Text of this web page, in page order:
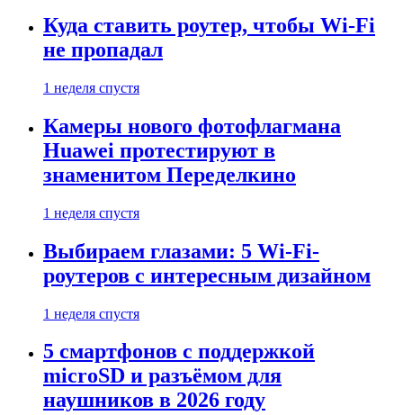
Куда ставить роутер, чтобы Wi-Fi
не пропадал
1 неделя спустя
Камеры нового фотофлагмана
Huawei протестируют в
знаменитом Переделкино
1 неделя спустя
Выбираем глазами: 5 Wi-Fi-
роутеров с интересным дизайном
1 неделя спустя
5 смартфонов с поддержкой
microSD и разъёмом для
наушников в 2026 году